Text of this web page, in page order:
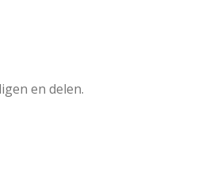
en delen.